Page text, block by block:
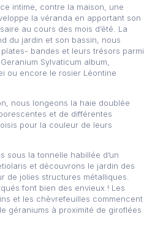
intime, contre la maison, une
la véranda en apportant son
au cours des mois d’été. La
du jardin et son bassin, nous
bandes et leurs trésors parmi
Sylvaticum album,
ou encore le rosier Léontine
nous longeons la haie doublée
et de différentes
pour la couleur de leurs
sous la tonnelle habillée d’un
et découvrons le jardin des
de jolies structures métalliques.
font bien des envieux ! Les
et les chèvrefeuilles commencent
géraniums à proximité de giroflées